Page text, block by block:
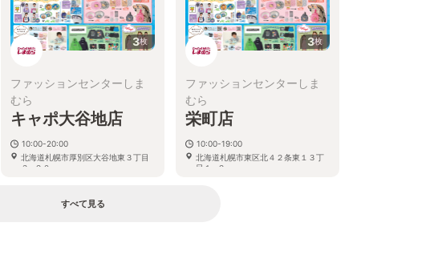
3枚
ファッションセンターしま
むら
キャポ大谷地店
10:00-20:00
北海道札幌市厚別区大谷地東３丁目
３−２０
3枚
ファッションセンターしま
むら
栄町店
10:00-19:00
北海道札幌市東区北４２条東１３丁
目１−２
すべて見る